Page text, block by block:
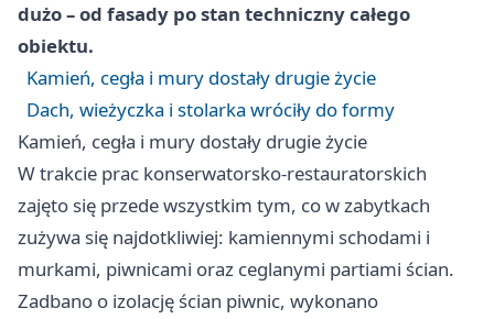
dużo – od fasady po stan techniczny całego
obiektu.
Kamień, cegła i mury dostały drugie życie
Dach, wieżyczka i stolarka wróciły do formy
Kamień, cegła i mury dostały drugie życie
W trakcie prac konserwatorsko-restauratorskich
zajęto się przede wszystkim tym, co w zabytkach
zużywa się najdotkliwiej: kamiennymi schodami i
murkami, piwnicami oraz ceglanymi partiami ścian.
Zadbano o izolację ścian piwnic, wykonano